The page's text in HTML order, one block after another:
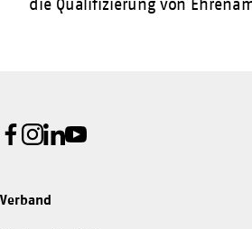
die Qualifizierung von
Facebook
Instagram
LinkedIn
Youtube
Verband